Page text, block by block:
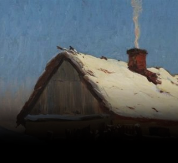
Zaginione – odnalezione